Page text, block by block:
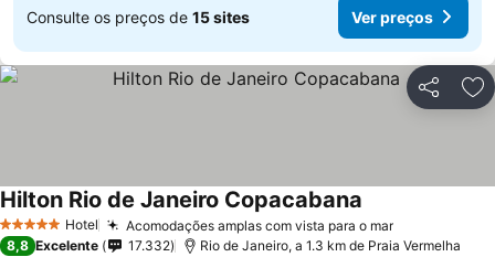
Consulte os preços de 15 sites Ver preços
Partilhar
5 Estrelas Hotel Acomodações amplas com vista para o mar
Hilton Rio de Janeiro Copacabana
8,8 Excelente 17.332 Rio de Janeiro, a 1.3 km de Praia Vermelha